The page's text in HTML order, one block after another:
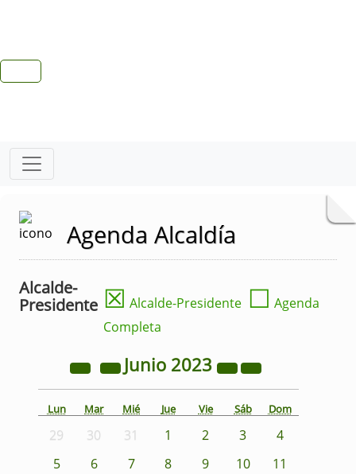
Agenda Alcaldía
Alcalde-
Presidente ☒ Alcalde-Presidente ☐ Agenda
Completa
Junio 2023
Lun Mar Mié Jue Vie Sáb Dom
29 30 31 1 2 3
4
5
6 7 8 9 10
11